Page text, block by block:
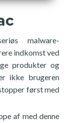
malware-
indkomst ved
produkter og
ikke brugeren
først med
af med denne